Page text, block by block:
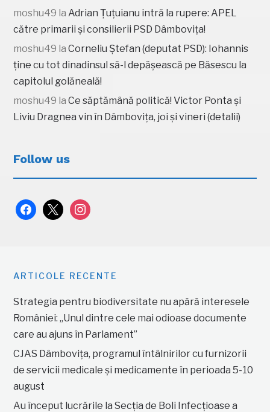
moshu49 la Adrian Țuțuianu intră la rupere: APEL
către primarii și consilierii PSD Dâmbovița!
moshu49 laCorneliu Ștefan (deputat PSD): Iohannis
ține cu tot dinadinsul să-l depășească pe Băsescu la
capitolul golăneală!
moshu49 laCe săptămână politică! Victor Ponta și
Liviu Dragnea vin în Dâmbovița, joi și vineri (detalii)
Follow us
facebook
x instagram
ARTICOLE RECENTE
Strategia pentru biodiversitate nu apără interesele
României: „Unul dintre cele mai odioase documente
care au ajuns în Parlament”
CJAS Dâmbovița, programul întâlnirilor cu furnizorii
de servicii medicale și medicamente în perioada 5-10
august
Au început lucrările la Secția de Boli Infecțioase a